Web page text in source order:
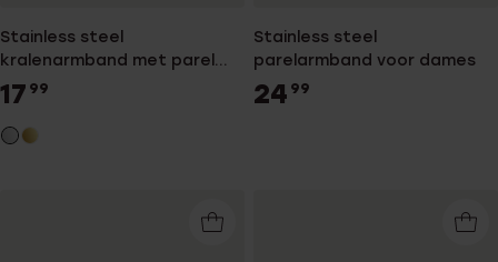
Stainless steel
kralenarmband met parel
voor dames
17 99
Stainless steel
parelarmband voor dames
24 99